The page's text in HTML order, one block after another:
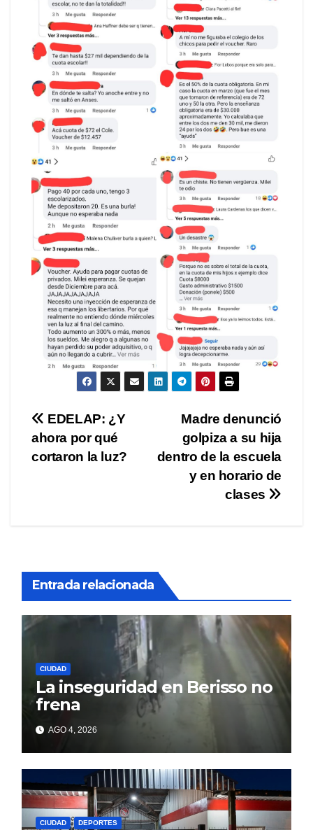
Navegación
de
Madre denunció
golpiza a su hija
dentro de la escuela
y en horario de
clases
EDELAP: ¿Y
ahora por qué
cortaron la luz?
Entrada relacionada
CIUDAD
La inseguridad en Berisso no
frena
AGO 4, 2026
CIUDAD DEPORTES